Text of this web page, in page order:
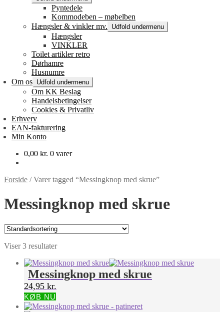
Pyntedele
Kommodeben – møbelben
Hængsler & vinkler mv.
Udfold undermenu
Hængsler
VINKLER
Toilet artikler retro
Dørhamre
Husnumre
Om os Udfold undermenu
Om KK Beslag
Handelsbetingelser
Cookies & Privatliv
Erhverv
EAN-fakturering
Min Konto
0,00 kr. 0 varer
Forside /Varer tagged “Messingknop med skrue”
Messingknop med skrue
Viser 3 resultater
Messingknop med skrue
24,95 kr.
KØB NU